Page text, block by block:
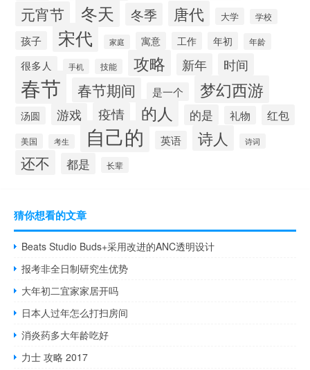
元宵节 冬天 冬季 唐代 大学 学校
孩子 宋代 家庭 寓意 工作 年初 年龄
很多人 手机 技能 攻略 新年 时间
春节 春节期间 是一个 梦幻西游
汤圆 游戏 疫情 的人 的是 礼物 红包
美国 考生 自己的 英语 诗人 诗词
还不 都是 长辈
猜你想看的文章
Beats Studio Buds+采用改进的ANC透明设计
报考非全日制研究生优势
大年初二宜家家居开吗
日本人过年怎么打扫房间
消炎药多大年龄吃好
力士 攻略 2017